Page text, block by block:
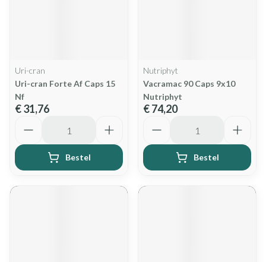
Uri-cran
Uri-cran Forte Af Caps 15
Nf
€ 31,76
Bestel
Nutriphyt
Vacramac 90 Caps 9x10
Nutriphyt
€ 74,20
Bestel